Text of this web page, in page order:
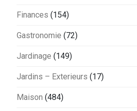
Finances (154)
Gastronomie (72)
Jardinage (149)
Jardins – Exterieurs (17)
Maison (484)